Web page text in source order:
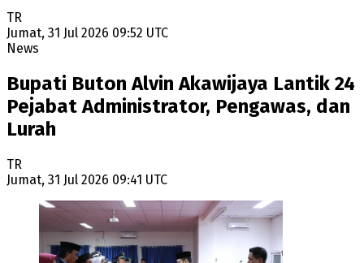
TR
Jumat, 31 Jul 2026 09:52 UTC
News
Bupati Buton Alvin Akawijaya Lantik 24
Pejabat Administrator, Pengawas, dan
Lurah
TR
Jumat, 31 Jul 2026 09:41 UTC